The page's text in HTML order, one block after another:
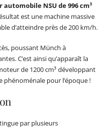
automobile NSU de 996 cm³
est une machine massive
d’atteindre près de 200 km/h.
poussant Münch à
C’est ainsi qu’apparaît la
de 1200 cm³ développant
phénoménale pour l’époque !
par plusieurs